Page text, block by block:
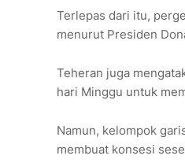
Terlepas dari itu,
menurut Presiden
Teheran juga
hari Minggu untuk
Namun, kelompok
membuat konsesi